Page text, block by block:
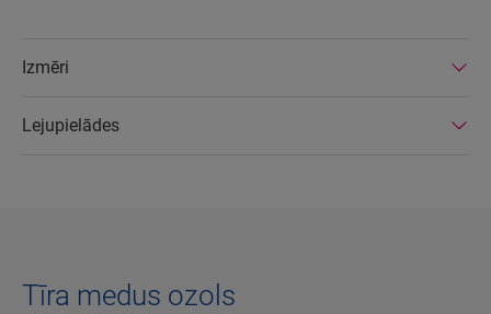
Izmēri
Lejupielādes
Tīra medus ozols